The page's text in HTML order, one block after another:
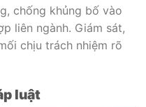
chống khủng bố vào
liên ngành. Giám sát,
chịu trách nhiệm rõ
luật